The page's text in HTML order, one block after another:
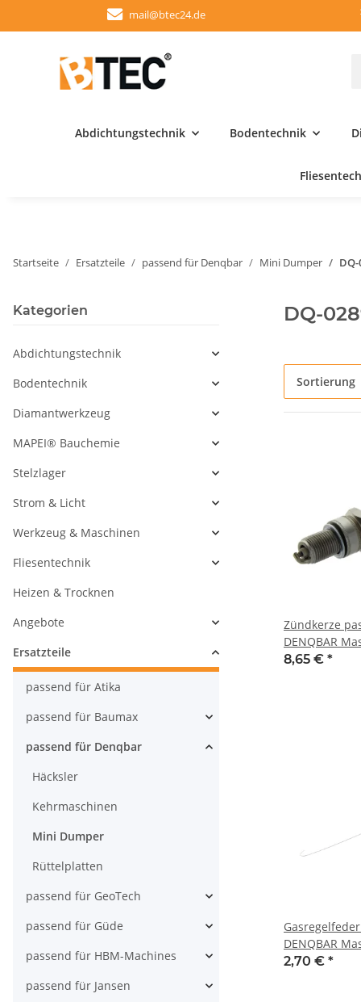
mail@btec24.de
Abdichtungstechnik Bodentechnik
Startseite Ersatzteile passend für Denqbar Mini Dumper
DQ-
Sortierung
Zündkerze
DENQBAR
Motor
8,65 € *
DENQBAR
Motor z.B.:
2,70 € *
Kategorien
Abdichtungstechnik
Bodentechnik
Diamantwerkzeug
MAPEI® Bauchemie
Stelzlager
Strom & Licht
Werkzeug & Maschinen
Fliesentechnik
Heizen & Trocknen
Angebote
Ersatzteile
passend für Atika
passend für Baumax
passend für Denqbar
Häcksler
Kehrmaschinen
Mini Dumper
Rüttelplatten
passend für GeoTech
passend für Güde
passend für HBM-Machines
passend für Jansen